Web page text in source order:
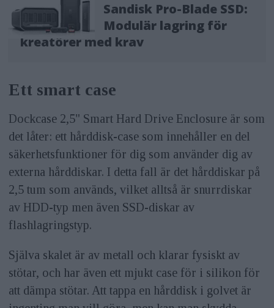
Sandisk Pro-Blade SSD:
Modulär lagring för
kreatörer med krav
Ett smart case
Dockcase 2,5" Smart Hard Drive Enclosure är som
det låter: ett hårddisk-case som innehåller en del
säkerhetsfunktioner för dig som använder dig av
externa hårddiskar. I detta fall är det hårddiskar på
2,5 tum som används, vilket alltså är snurrdiskar
av HDD-typ men även SSD-diskar av
flashlagringstyp.
Själva skalet är av metall och klarar fysiskt av
stötar, och har även ett mjukt case för i silikon för
att dämpa stötar. Att tappa en hårddisk i golvet är